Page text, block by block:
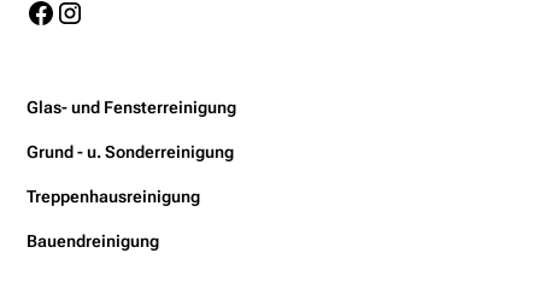
Glas- und Fensterreinigung
Grund - u. Sonderreinigung
Treppenhausreinigung
Bauendreinigung